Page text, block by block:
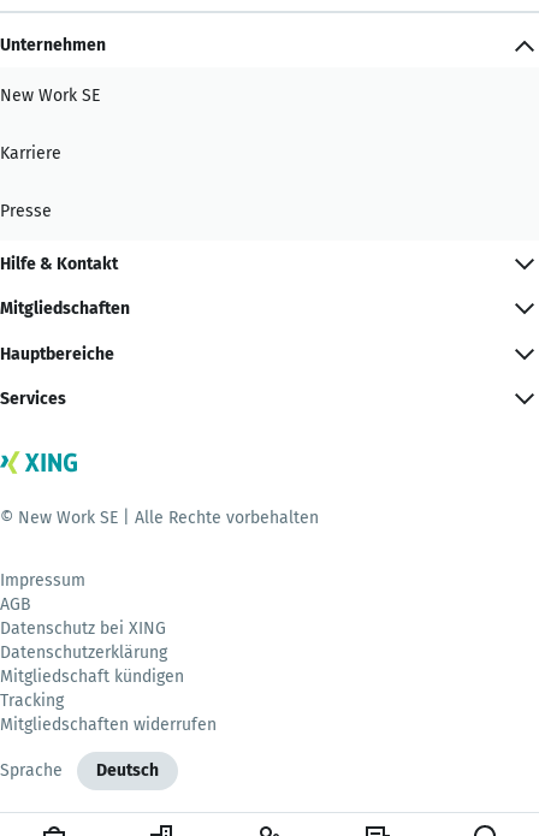
Unternehmen
New Work SE
Karriere
Presse
Hilfe & Kontakt
Mitgliedschaften
Hauptbereiche
Services
© New Work SE | Alle Rechte vorbehalten
Impressum
AGB
Datenschutz bei XING
Datenschutzerklärung
Mitgliedschaft kündigen
Tracking
Mitgliedschaften widerrufen
Sprache Deutsch